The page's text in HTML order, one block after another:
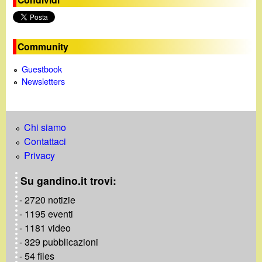
Community
Guestbook
Newsletters
Chi siamo
Contattaci
Privacy
Su gandino.it trovi:
- 2720 notizie
- 1195 eventi
- 1181 video
- 329 pubblicazioni
- 54 files